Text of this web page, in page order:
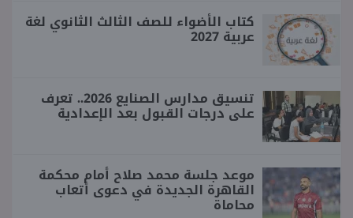
كتاب الأضواء للصف الثالث الثانوي لغة
عربية 2027
تنسيق مدارس الصنايع 2026.. تعرف
على درجات القبول بعد الإعدادية
موعد جلسة محمد صلاح أمام محكمة
القاهرة الجديدة في دعوى أتعاب
محاماة